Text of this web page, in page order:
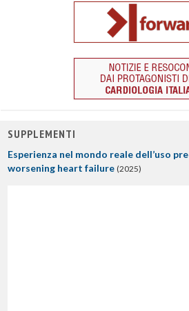
SUPPLEMENTI
Esperienza nel mondo reale dell’uso
worsening heart failure (2025)